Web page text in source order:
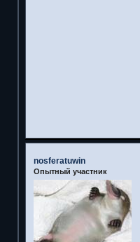
nosferatuwin
Опытный участник